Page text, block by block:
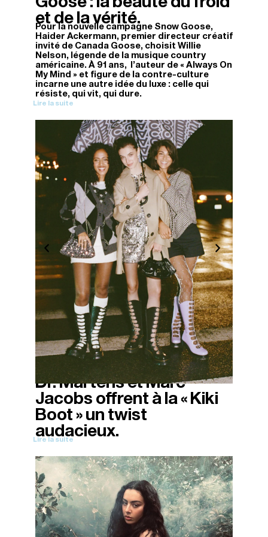
et de la vérité.
Pour la nouvelle campagne Snow Goose,
Haider Ackermann, premier directeur créatif
invité de Canada Goose, choisit Willie
Nelson, légende de la musique country
américaine. À 91 ans, l'auteur de « Always On
My Mind » et figure de la contre-culture
incarne une autre idée du luxe : celle qui
résiste, qui vit, qui dure.
Lire la suite
Dr. Martens et Marc
Jacobs offrent à la « Kiki
Boot » un twist
audacieux.
Lire la suite